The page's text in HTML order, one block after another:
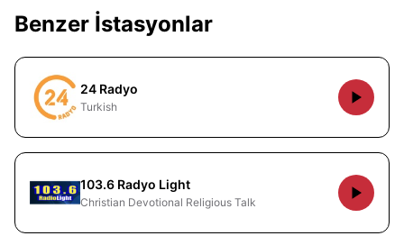
Benzer İstasyonlar
24 Radyo
Turkish
103.6 Radyo Light
Christian Devotional Religious Talk